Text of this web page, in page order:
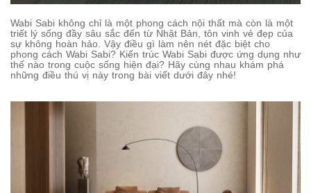
Wabi Sabi không chỉ là một phong cách nội thất mà còn là một
triết lý sống đầy sâu sắc đến từ Nhật Bản, tôn vinh vẻ đẹp của
sự không hoàn hảo. Vậy điều gì làm nên nét đặc biệt cho
phong cách Wabi Sabi? Kiến trúc Wabi Sabi được ứng dụng như
thế nào trong cuộc sống hiện đại? Hãy cùng nhau khám phá
những điều thú vị này trong bài viết dưới đây nhé!